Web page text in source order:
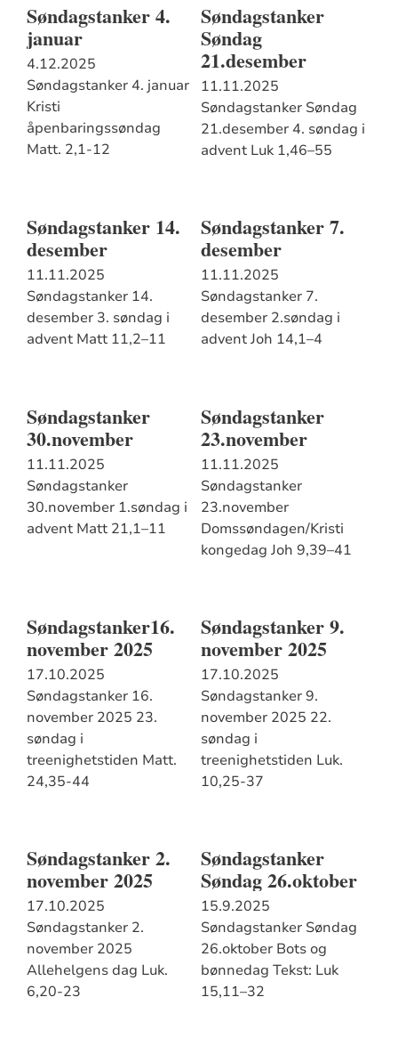
Søndagstanker 4.
januar
4.12.2025
Søndagstanker 4. januar
Kristi
åpenbaringssøndag
Matt. 2,1-12
Søndagstanker
Søndag
21.desember
11.11.2025
Søndagstanker Søndag
21.desember 4. søndag i
advent Luk 1,46–55
Søndagstanker 14.
desember
11.11.2025
Søndagstanker 14.
desember 3. søndag i
advent Matt 11,2–11
Søndagstanker 7.
desember
11.11.2025
Søndagstanker 7.
desember 2.søndag i
advent Joh 14,1–4
Søndagstanker
30.november
11.11.2025
Søndagstanker
30.november 1.søndag i
advent Matt 21,1–11
Søndagstanker
23.november
11.11.2025
Søndagstanker
23.november
Domssøndagen/Kristi
kongedag Joh 9,39–41
Søndagstanker16.
november 2025
17.10.2025
Søndagstanker 16.
november 2025 23.
søndag i
treenighetstiden Matt.
24,35-44
Søndagstanker 9.
november 2025
17.10.2025
Søndagstanker 9.
november 2025 22.
søndag i
treenighetstiden Luk.
10,25-37
Søndagstanker 2.
november 2025
17.10.2025
Søndagstanker 2.
november 2025
Allehelgens dag Luk.
6,20-23
Søndagstanker
Søndag 26.oktober
15.9.2025
Søndagstanker Søndag
26.oktober Bots og
bønnedag Tekst: Luk
15,11–32